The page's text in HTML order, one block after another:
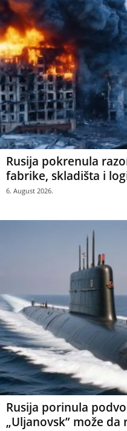
Rusija pokrenula
fabrike, skladišta i
6. August 2026.
Rusija porinula
„Uljanovsk” može